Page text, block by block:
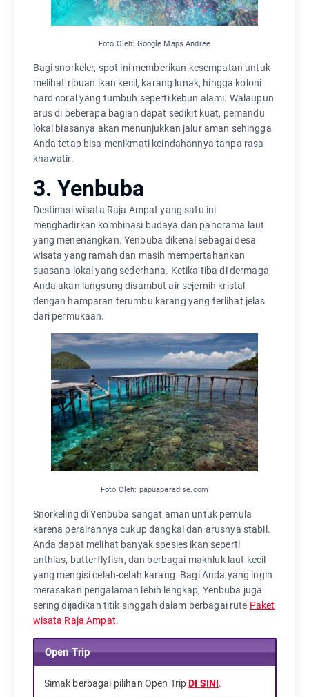
Foto Oleh: Google Maps Andree
Bagi snorkeler, spot ini memberikan kesempatan untuk
melihat ribuan ikan kecil, karang lunak, hingga koloni
hard coral yang tumbuh seperti kebun alami. Walaupun
arus di beberapa bagian dapat sedikit kuat, pemandu
lokal biasanya akan menunjukkan jalur aman sehingga
Anda tetap bisa menikmati keindahannya tanpa rasa
khawatir.
3. Yenbuba
Destinasi wisata Raja Ampat yang satu ini
menghadirkan kombinasi budaya dan panorama laut
yang menenangkan. Yenbuba dikenal sebagai desa
wisata yang ramah dan masih mempertahankan
suasana lokal yang sederhana. Ketika tiba di dermaga,
Anda akan langsung disambut air sejernih kristal
dengan hamparan terumbu karang yang terlihat jelas
dari permukaan.
Foto Oleh: papuaparadise.com
Snorkeling di Yenbuba sangat aman untuk pemula
karena perairannya cukup dangkal dan arusnya stabil.
Anda dapat melihat banyak spesies ikan seperti
anthias, butterflyfish, dan berbagai makhluk laut kecil
yang mengisi celah-celah karang. Bagi Anda yang ingin
merasakan pengalaman lebih lengkap, Yenbuba juga
sering dijadikan titik singgah dalam berbagai rute Paket
wisata Raja Ampat.
Open Trip
Simak berbagai pilihan Open TripDI SINI.